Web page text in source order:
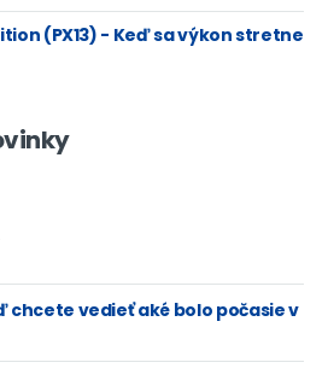
(PX13) - Keď sa výkon stretne
chcete vedieť aké bolo počasie v